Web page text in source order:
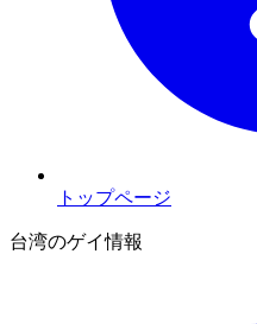
トップページ
台湾のゲイ情報